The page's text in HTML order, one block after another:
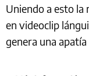
Uniendo a esto la
en videoclip
genera una